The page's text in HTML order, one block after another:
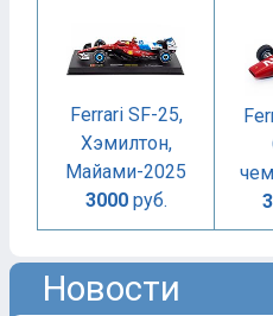
Ferrari SF-25,
Хэмилтон,
Майами-2025
3000руб.
Новости